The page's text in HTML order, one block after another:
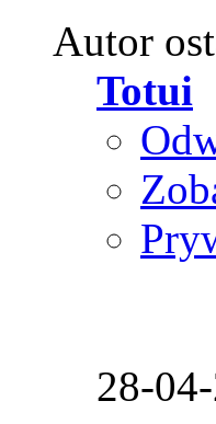
Autor
Totui
28-